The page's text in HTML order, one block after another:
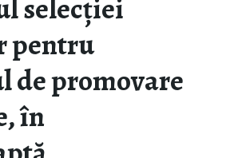
selecției
pentru
de promovare
în